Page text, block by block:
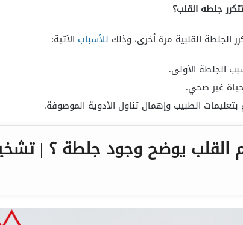
جلطه القلب؟
الجلطة القلبية مرة أخرى، وذلك للأسباب الآتية:
الجلطة الأولى.
غير صحي.
بتعليمات الطبيب وإهمال تناول الأدوية الموصوفة.
يوضح وجود جلطة ؟ |